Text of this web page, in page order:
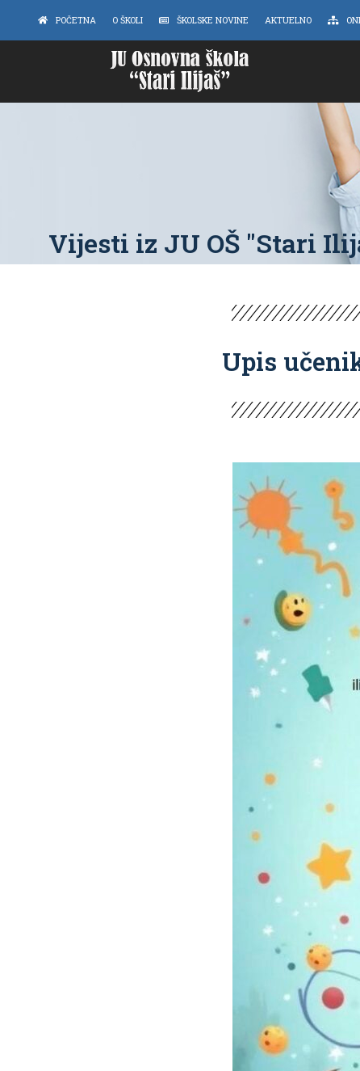
POČETNA O ŠKOLI ŠKOLSKE NOVINE AKTUELNO
Vijesti iz JU OŠ "Stari
Upis